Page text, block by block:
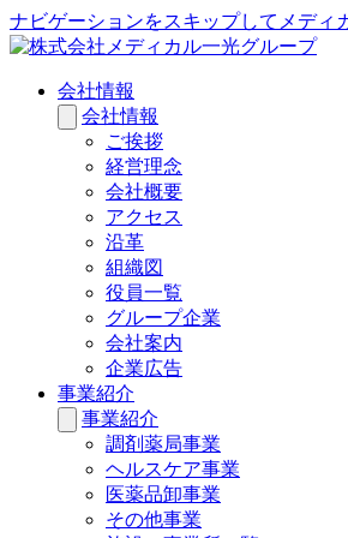
ナビゲーションをスキップしてメディ
会社情報
会社情報
ご挨拶
経営理念
会社概要
アクセス
沿革
組織図
役員一覧
グループ企業
会社案内
企業広告
事業紹介
事業紹介
調剤薬局事業
ヘルスケア事業
医薬品卸事業
その他事業